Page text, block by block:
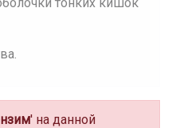
' на данной